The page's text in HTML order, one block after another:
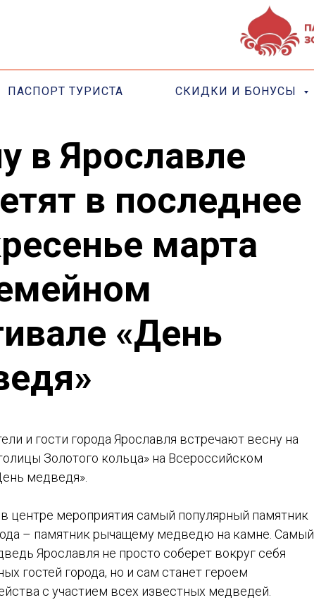
ПАСПОРТ ТУРИСТА СКИДКИ И БОНУСЫ
в Ярославле
в последнее
марта
«День
и гости города Ярославля встречают весну на
Золотого кольца» на Всероссийском
медведя».
центре мероприятия самый популярный памятник
– памятник рычащему медведю на камне. Самый
Ярославля не просто соберет вокруг себя
гостей города, но и сам станет героем
с участием всех известных медведей.